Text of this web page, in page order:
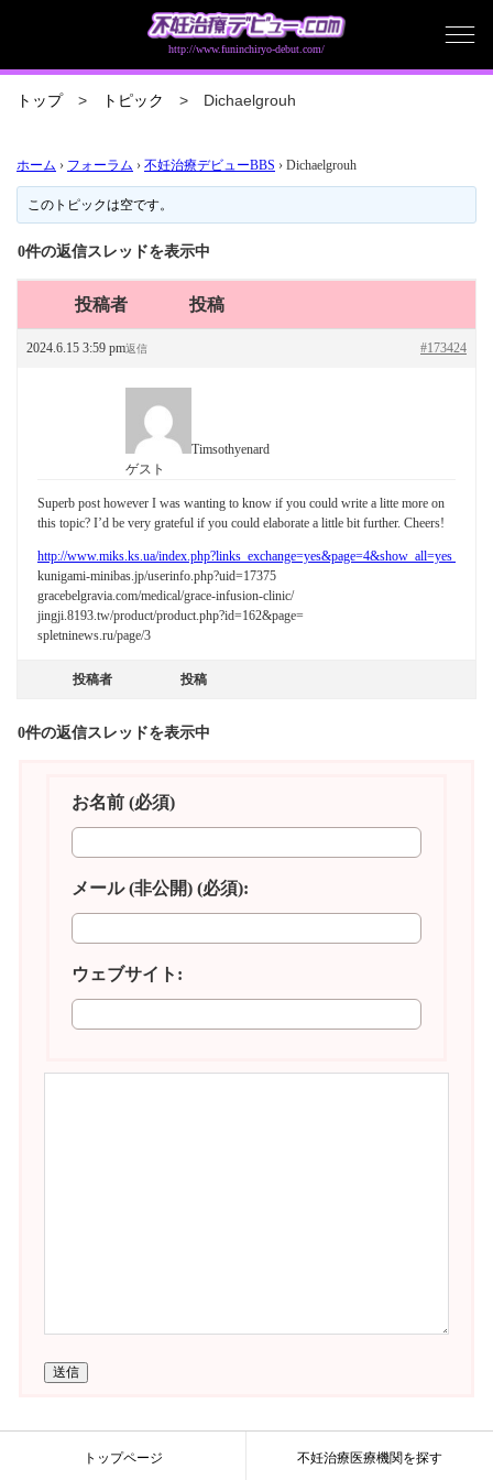
http://www.funinchiryo-debut.com/
トップ トピック Dichaelgrouh
ホーム › フォーラム › 不妊治療デビューBBS › Dichaelgrouh
このトピックは空です。
0件の返信スレッドを表示中
投稿者 投稿
2024.6.15 3:59 pm #173424
返信
Timsothyenard
ゲスト
Superb post however I was wanting to know if you could write a litte more on
this topic? I’d be very grateful if you could elaborate a little bit further. Cheers!
http://www.miks.ks.ua/index.php?links_exchange=yes&page=4&show_all=yes
kunigami-minibas.jp/userinfo.php?uid=17375
gracebelgravia.com/medical/grace-infusion-clinic/
jingji.8193.tw/product/product.php?id=162&page=
spletninews.ru/page/3
投稿者 投稿
0件の返信スレッドを表示中
お名前 (必須)
メール (非公開) (必須):
ウェブサイト:
送信
トップページ 不妊治療医療機関を探す